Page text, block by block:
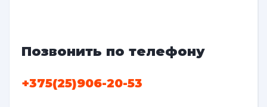
Позвонить по телефону
+375(25)906-20-53